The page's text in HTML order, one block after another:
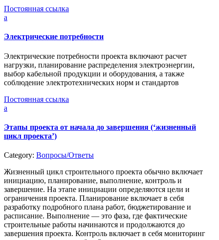
Постоянная ссылка
a
Электрические потребности
Электрические потребности проекта включают расчет
нагрузки, планирование распределения электроэнергии,
выбор кабельной продукции и оборудования, а также
соблюдение электротехнических норм и стандартов
Постоянная ссылка
a
Этапы проекта от начала до завершения (‘жизненный
цикл проекта’)
Category: Вопросы/Ответы
Жизненный цикл строительного проекта обычно включает
инициацию, планирование, выполнение, контроль и
завершение. На этапе инициации определяются цели и
ограничения проекта. Планирование включает в себя
разработку подробного плана работ, бюджетирование и
расписание. Выполнение — это фаза, где фактические
строительные работы начинаются и продолжаются до
завершения проекта. Контроль включает в себя мониторинг